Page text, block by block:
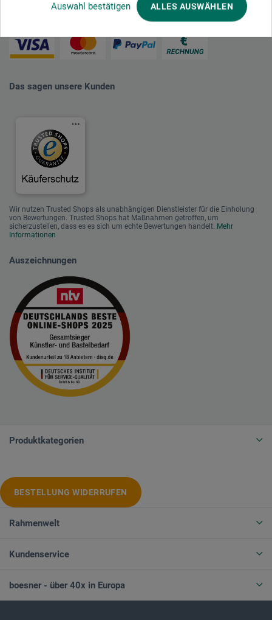
Auswahl bestätigen ALLES AUSWÄHLEN
Zahlungsarten im Onlineshop
Das sagen unsere Kunden
Wir nutzen Trusted Shops als unabhängigen Dienstleister für die Einholung
von Bewertungen. Trusted Shops hat Maßnahmen getroffen, um
sicherzustellen, dass es es sich um echte Bewertungen handelt. Mehr
Informationen
Auszeichnungen
Produktkategorien
BESTELLUNG WIDERRUFEN
Rahmenwelt
Kundenservice
boesner - über 40x in Europa